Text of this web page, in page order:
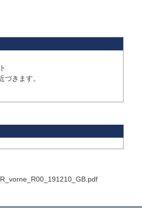
きます。